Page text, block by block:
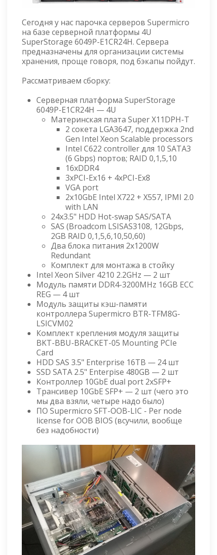
Сегодня у нас парочка серверов Supermicro
на базе серверной платформы 4U
SuperStorage 6049P-E1CR24H. Сервера
предназначены для организации системы
хранения, проще говоря, под бэкапы пойдут.
Рассматриваем сборку:
Серверная платформа SuperStorage
6049P-E1CR24H — 4U
Материнская плата Super X11DPH-T
2 сокета LGA3647, поддержка 2nd
Gen Intel Xeon Scalable processors
Intel C622 controller для 10 SATA3
(6 Gbps) портов; RAID 0,1,5,10
16xDDR4
3xPCI-Ex16 + 4xPCI-Ex8
VGA port
2x10GbE Intel X722 + X557, IPMI 2.0
with LAN
24x3.5" HDD Hot-swap SAS/SATA
SAS (Broadcom LSISAS3108, 12Gbps,
2GB RAID 0,1,5,6,10,50,60)
Два блока питания 2x1200W
Redundant
Комплект для монтажа в стойку
Intel Xeon Silver 4210 2.2GHz — 2 шт
Модуль памяти DDR4-3200MHz 16GB ECC
REG — 4 шт
Модуль защиты кэш-памяти
контроллера Supermicro BTR-TFM8G-
LSICVM02
Комплект крепления модуля защиты
BKT-BBU-BRACKET-05 Mounting PCIe
Card
HDD SAS 3.5" Enterprise 16TB — 24 шт
SSD SATA 2.5" Enterpise 480GB — 2 шт
Контроллер 10GbE dual port 2xSFP+
Трансивер 10GbE SFP+ — 2 шт (чего это
мы два взяли, четыре надо было)
ПО Supermicro SFT-OOB-LIC - Per node
license for OOB BIOS (всучили, вообще
без надобности)